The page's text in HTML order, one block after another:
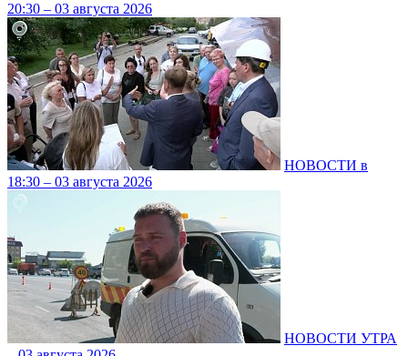
20:30 – 03 августа 2026
НОВОСТИ в
18:30 – 03 августа 2026
НОВОСТИ УТРА